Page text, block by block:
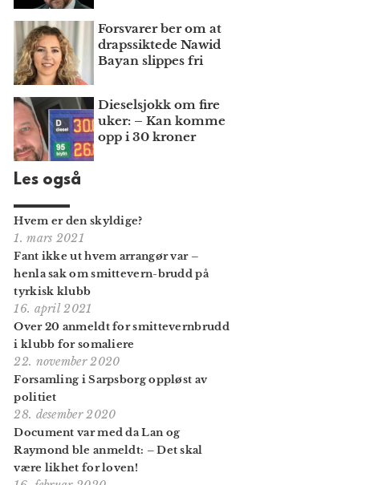
Forsvarer ber om at
draps­siktede Nawid
Bayan slippes fri
Dieselsjokk om fire
uker: – Kan komme
opp i 30 kroner
Les også
Hvem er den skyldige?
1. mars 2021
Fant ikke ut hvem arrangør var –
henla sak om smittevern-brudd på
tyrkisk klubb
16. april 2021
Over 20 anmeldt for smittevernbrudd
i klubb for somaliere
22. november 2020
Forsamling i Sarpsborg oppløst av
politiet
28. desember 2020
Document var med da Lan og
Raymond ble anmeldt: – Det skal
være likhet for loven!